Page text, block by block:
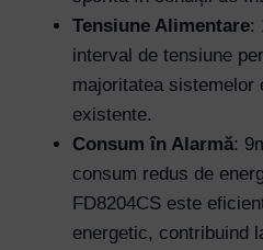
Tensiune Alimentare:
interval de tensiune
majoritatea sistemelor
existente.
Consum în Alarmă:
consum redus de
FD8204CS este
energetic, contribuind